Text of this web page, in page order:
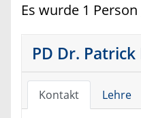
Es wurde 1
PD Dr.
Kontakt Lehre